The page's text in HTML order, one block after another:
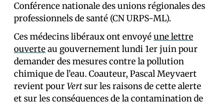
Conférence nationale des unions régionales des
professionnels de santé (CN URPS-ML).
Ces médecins libéraux ont envoyéune lettre
ouverteau gouvernement lundi 1er juin pour
demander des mesures contre la pollution
chimique de l’eau. Coauteur, Pascal Meyvaert
revient pourVertsur les raisons de cette alerte
et sur les conséquences de la contamination de